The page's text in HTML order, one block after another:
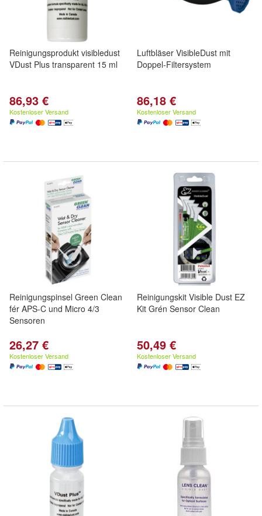
Reinigungsprodukt visibledust
VDust Plus transparent 15 ml
86,93 €
Kostenloser Versand
Luftbläser VisibleDust mit
Doppel-Filtersystem
86,18 €
Kostenloser Versand
Reinigungspinsel Green Clean
fér APS-C und Micro 4/3
Sensoren
26,27 €
Kostenloser Versand
Reinigungskit Visible Dust EZ
Kit Grén Sensor Clean
50,49 €
Kostenloser Versand